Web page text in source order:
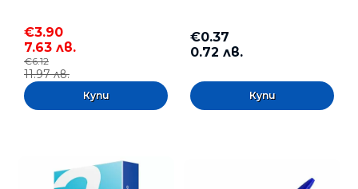
€3.90
7.63 лв.
€6.12
11.97 лв.
€0.37
0.72 лв.